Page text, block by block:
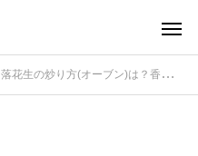
落花生の炒り方(オーブン)は？香ばしく仕上げる温度と時間のコツ！